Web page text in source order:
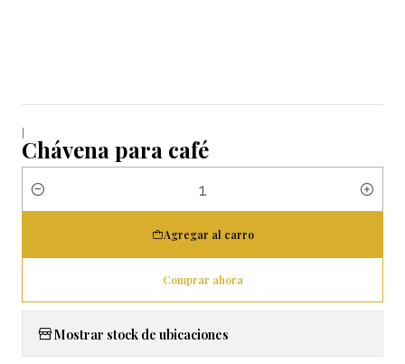
|
Chávena para café
Cantidad
Agregar al carro
Comprar ahora
Mostrar stock de ubicaciones